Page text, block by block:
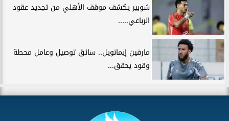
شوبير يكشف موقف الأهلي من تجديد عقود
الرباعي.....
مارفين إيمانويل.. سائق توصيل وعامل محطة
وقود يحقق...